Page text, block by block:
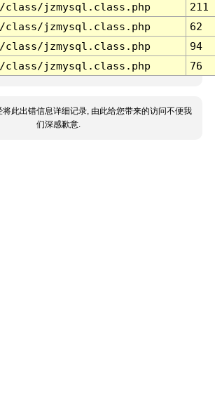
class/jzmysql.class.php
211
class/jzmysql.class.php
62
class/jzmysql.class.php
94
class/jzmysql.class.php 76
将此出错信息详细记录, 由此给您带来的访问不便我
们深感歉意.